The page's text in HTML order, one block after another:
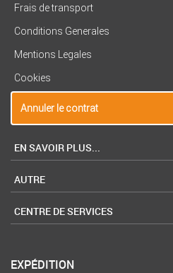
Frais de transport
Conditions Generales
Mentions Legales
Cookies
Annuler le contrat
EN SAVOIR PLUS...
AUTRE
CENTRE DE SERVICES
EXPÉDITION